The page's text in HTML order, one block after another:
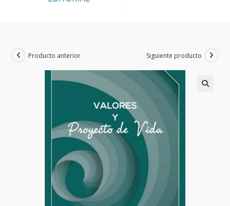
Producto anterior Siguiente producto